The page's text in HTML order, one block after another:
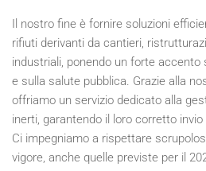
Il nostro fine è fornire soluzioni
rifiuti derivanti da cantieri,
industriali, ponendo un forte
e sulla salute pubblica. Grazie alla
offriamo un servizio dedicato alla
inerti, garantendo il loro corretto
Ci impegniamo a rispettare
vigore, anche quelle previste per il